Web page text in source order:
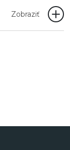
Zobraziť